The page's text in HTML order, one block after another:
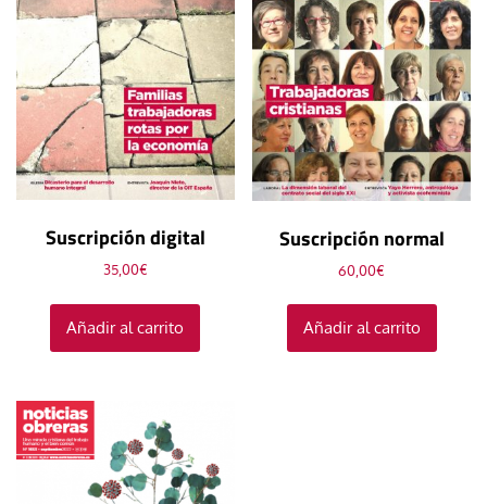
Suscripción digital
35,00€
Añadir al carrito
Suscripción normal
60,00€
Añadir al carrito